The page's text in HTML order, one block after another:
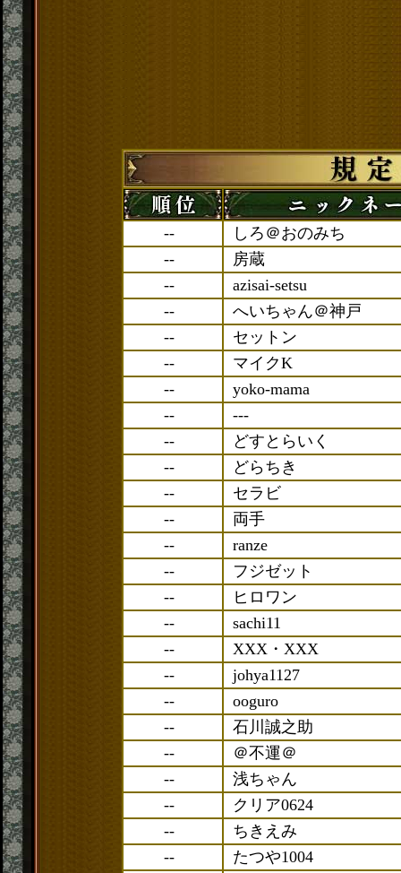
--
しろ＠おのみち
--
房蔵
--
azisai-setsu
--
へいちゃん＠神戸
--
セットン
--
マイクK
--
yoko-mama
--
---
--
どすとらいく
--
どらちき
--
セラビ
--
両手
--
ranze
--
フジゼット
--
ヒロワン
--
sachi11
--
XXX・XXX
--
johya1127
--
ooguro
--
石川誠之助
--
＠不運＠
--
浅ちゃん
--
クリア0624
--
ちきえみ
--
たつや1004